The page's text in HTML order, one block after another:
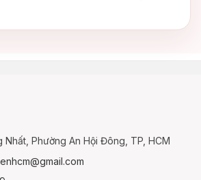
lựa chọn shop hoa uy tín tại Sài
Nhất, Phường An Hội Đông, TP, HCM